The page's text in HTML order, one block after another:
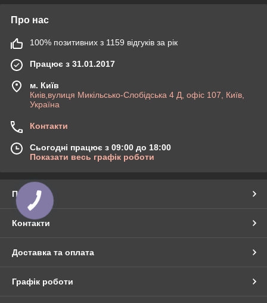
Про нас
100% позитивних з 1159 відгуків за рік
Працює з 31.01.2017
м. Київ
Киів,вулиця Микільсько-Слобідська 4 Д, офіс 107, Київ,
Україна
Контакти
Сьогодні працює з 09:00 до 18:00
Показати весь графік роботи
Про нас
Контакти
Доставка та оплата
Графік роботи
КНОПКА
ЗВ'ЯЗКУ